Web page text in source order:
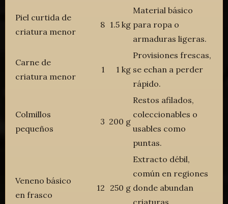
Piel curtida de
criatura menor
8 1.5 kg
Material básico
para ropa o
armaduras ligeras.
Carne de
criatura menor
1 1 kg
Provisiones frescas,
se echan a perder
rápido.
Colmillos
pequeños
3 200 g
Restos afilados,
coleccionables o
usables como
puntas.
Veneno básico
en frasco
12 250 g
Extracto débil,
común en regiones
donde abundan